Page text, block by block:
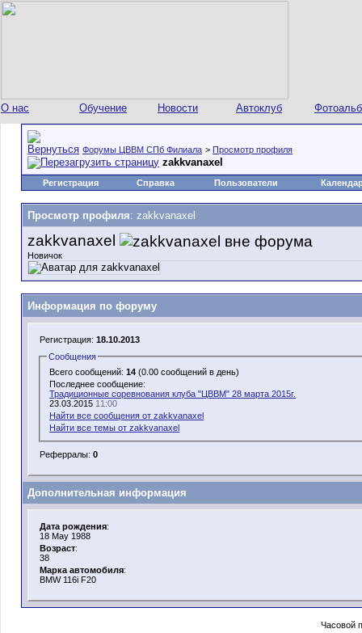
О нас Обучение Новости Автоклуб
Форумы ЦВВМ СПб Филиала > Просмотр профиля
zakkvanaxel
Регистрация Справка Пользователи
Просмотр профиля: zakkvanaxel
zakkvanaxel
Новичок
Информация по форуму
Регистрация: 18.10.2013
Сообщения
Всего сообщений:14 (0.00 сообщений в день)
Последнее сообщение:
Традиционные соревнования клуба "ЦВВМ" 28 марта 2015г.
23.03.2015 11:00
Найти все сообщения от zakkvanaxel
Найти все темы от zakkvanaxel
Реферралы: 0
Дополнительная информация
Дата рождения:
18 May 1988
Возраст:
38
Марка автомобиля:
BMW 116i F20
Часовой